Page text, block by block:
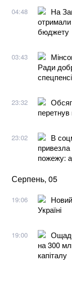
04:48
На
отримали
бюджету
03:43
Ради
23:32
перетнув
23:02
В
привезла
пожежу:
Серпень, 05
19:06
Україні
19:00
на 300
капіталу